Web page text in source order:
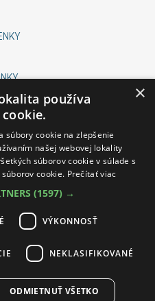
×
používa
súbory cookie na zlepšenie
našej webovej lokality
súborov cookie v súlade s
cookie. Prečítať viac
(1597) →
VÝKONNOSŤ
NEKLASIFIKOVANÉ
ODMIETNUŤ VŠETKO